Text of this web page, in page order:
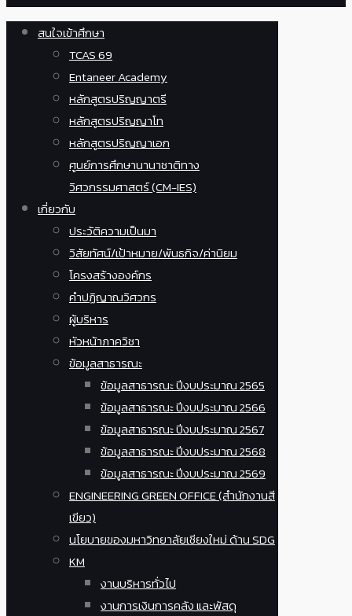
สนใจเข้าศึกษา
TCAS 69
Entaneer Academy
หลักสูตรปริญญาตรี
หลักสูตรปริญญาโท
หลักสูตรปริญญาเอก
ศูนย์การศึกษานานาชาติทาง
วิศวกรรมศาสตร์ (CM-IES)
เกี่ยวกับ
ประวัติความเป็นมา
วิสัยทัศน์/เป้าหมาย/พันธกิจ/ค่านิยม
โครงสร้างองค์กร
คำปฏิญาณวิศวกร
ผู้บริหาร
หัวหน้าภาควิชา
ข้อมูลสาธารณะ
ข้อมูลสาธารณะ ปีงบประมาณ 2565
ข้อมูลสาธารณะ ปีงบประมาณ 2566
ข้อมูลสาธารณะ ปีงบประมาณ 2567
ข้อมูลสาธารณะ ปีงบประมาณ 2568
ข้อมูลสาธารณะ ปีงบประมาณ 2569
ENGINEERING GREEN OFFICE (สำนักงานสี
เขียว)
นโยบายของมหาวิทยาลัยเชียงใหม่ ด้าน SDG
KM
งานบริหารทั่วไป
งานการเงินการคลัง และพัสดุ